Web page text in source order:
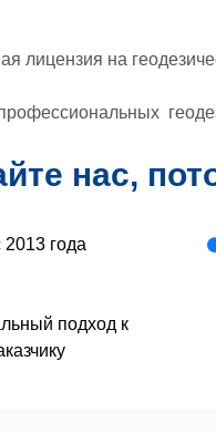
лицензия на
нас,
года
подход к